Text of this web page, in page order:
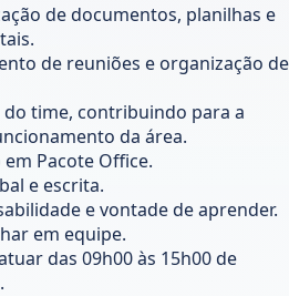
de documentos, planilhas e
de reuniões e organização de
time, contribuindo para a
da área.
Pacote Office.
e escrita.
e vontade de aprender.
em equipe.
das 09h00 às 15h00 de